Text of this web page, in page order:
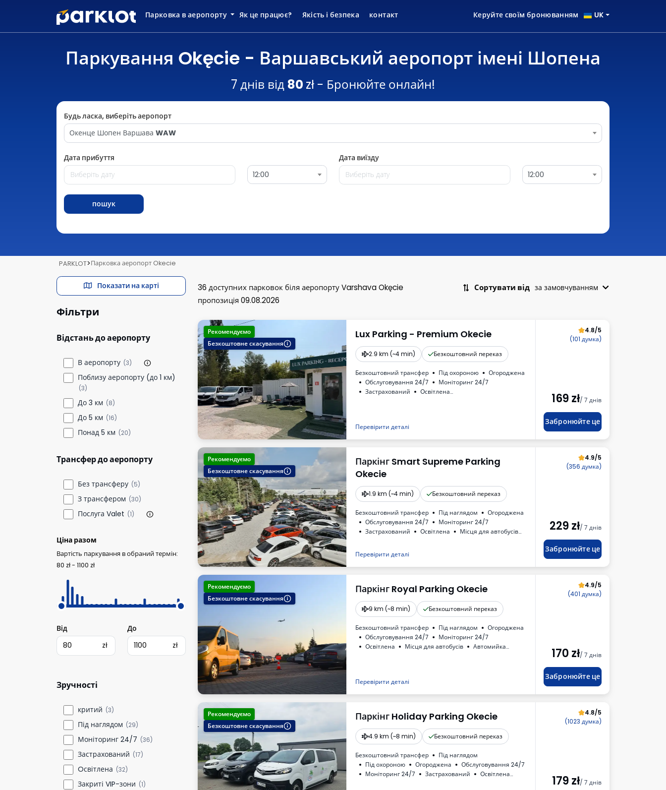
Парковка в аеропорту Як це працює? Якість і безпека контакт Керуйте своїм бронюванням UK
Паркування Okęcie - Варшавський аеропорт імені Шопена
7 днів від 80 zł - Бронюйте онлайн!
Будь ласка, виберіть аеропорт
Окенце Шопен Варшава WAW
Дата прибуття
12:00
Дата виїзду
12:00
пошук
PARKLOT>Парковка аеропорт Okecie
Показати на карті
Фільтри
Відстань до аеропорту
В аеропорту (3)
Поблизу аеропорту (до 1 км)
(3)
До 3 км (8)
До 5 км (16)
Понад 5 км (20)
Трансфер до аеропорту
Без трансферу (5)
З трансфером (30)
Послуга Valet (1)
Ціна разом
Вартість паркування в обраний термін:
80 zł - 1100 zł
Від
zł
До
zł
Зручності
критий (3)
Під наглядом (29)
Моніторинг 24/7 (36)
Застрахований (17)
Oсвітлена (32)
Закриті VIP-зони (1)
36 доступних парковокбіля аеропорту Varshava Okęcie
пропозиція 09.08.2026
Сортувати від за замовчуванням
Рекомендуємо
Безкоштовне скасування
Lux Parking - Premium Okecie
2.9 km (~4 min) Безкоштовний переказ
Безкоштовний трансфер Під охороною
Огороджена
Обслуговування 24/7
Моніторинг 24/7
Застрахований
Oсвітлена
Перевірити деталі
4.8/5
(101 думка)
169zł/ 7 днів
Забронюйте це
Рекомендуємо
Безкоштовне скасування
Паркінг Smart Supreme Parking
Okecie
1.9 km (~4 min) Безкоштовний переказ
Безкоштовний трансфер Під наглядом
Огороджена
Обслуговування 24/7
Моніторинг 24/7
Застрахований
Oсвітлена
Місця для автобусів
Перевірити деталі
4.9/5
(356 думка)
229zł/ 7 днів
Забронюйте це
Рекомендуємо
Безкоштовне скасування
Паркінг Royal Parking Okecie
9 km (~8 min) Безкоштовний переказ
Безкоштовний трансфер Під наглядом
Огороджена
Обслуговування 24/7
Моніторинг 24/7
Oсвітлена
Місця для автобусів
Автомийка
Перевірити деталі
4.9/5
(401 думка)
170 zł/ 7 днів
Забронюйте це
Рекомендуємо
Безкоштовне скасування
Паркінг Holiday Parking Okecie
4.9 km (~8 min) Безкоштовний переказ
Безкоштовний трансфер
Під наглядом
Під охороною
Огороджена
Обслуговування 24/7
Моніторинг 24/7
Застрахований
Oсвітлена
4.8/5
(1023 думка)
179zł/ 7 днів